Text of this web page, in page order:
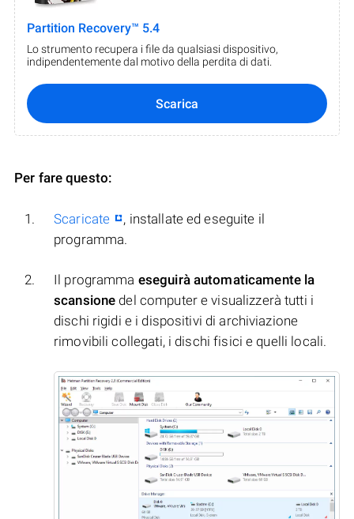
Partition Recovery™ 5.4
Lo strumento recupera i file da qualsiasi dispositivo,
indipendentemente dal motivo della perdita di dati.
Scarica
Per fare questo:
Scaricate
, installate ed eseguite il
programma.
Il programma eseguirà automaticamente la
scansione del computer e visualizzerà tutti i
dischi rigidi e i dispositivi di archiviazione
rimovibili collegati, i dischi fisici e quelli locali.